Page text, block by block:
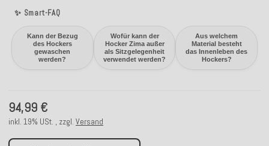
✨ Smart-FAQ
Kann der Bezug
des Hockers
gewaschen
werden?
Wofür kann der
Hocker Zima außer
als Sitzgelegenheit
verwendet werden?
Aus welchem
Material besteht
das Innenleben des
Hockers?
94,99 €
inkl. 19% USt. , zzgl. Versand